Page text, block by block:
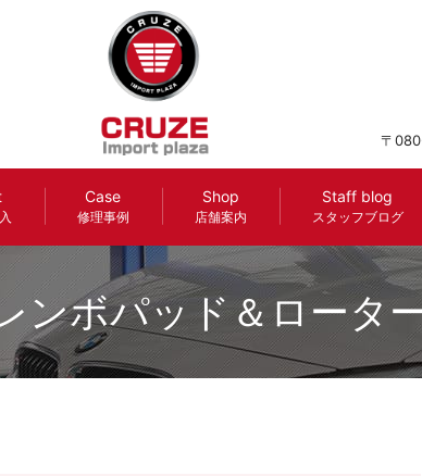
Case
修理事例
Shop
店舗案内
Staff blog
スタッフブログ
〒
ンボパッド＆ロータ